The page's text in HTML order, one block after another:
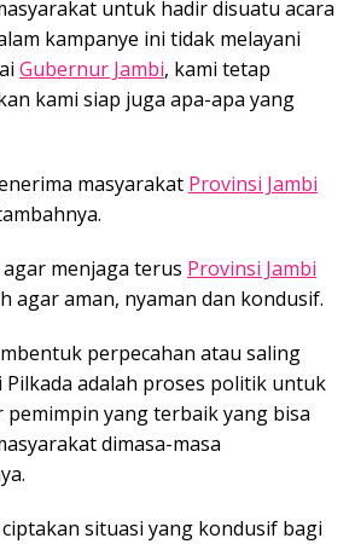
untuk hadir disuatu acara
kampanye ini tidak melayani
Gubernur Jambi, kami tetap
kami siap juga apa-apa yang
masyarakat Provinsi Jambi
menjaga terus Provinsi Jambi
agar aman, nyaman dan kondusif.
perpecahan atau saling
Pilkada adalah proses politik untuk
yang terbaik yang bisa
dimasa-masa
situasi yang kondusif bagi